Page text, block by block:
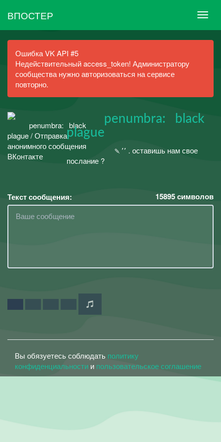
ВПОСТЕР
Ошибка VK API #5
Недействительный access_token! Администратору
сообщества нужно авторизоваться на сервисе
повторно.
⠀⠀⠀⠀penumbra:⠀black
plague
⠀ ⠀ ⠀⠀⠀⠀⠀⠀🍡՚՚ . оставишь нам свое
послание ?
Текст сообщения: 15895символов
Вы обязуетесь соблюдать политику
конфиденциальности и пользовательское соглашение